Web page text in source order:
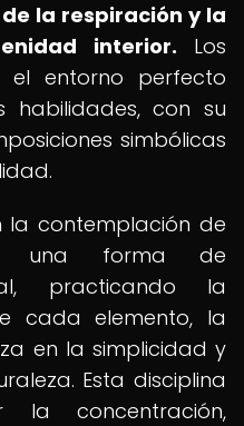
la respiración y la
interior. Los
el entorno perfecto
habilidades, con su
simbólicas
la contemplación de
una forma de
practicando la
cada elemento, la
en la simplicidad y
Esta disciplina
la concentración,